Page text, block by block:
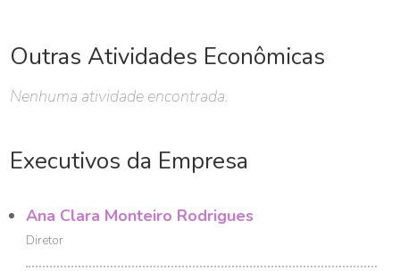
Outras Atividades Econômicas
Nenhuma atividade encontrada.
Executivos da Empresa
Ana Clara Monteiro Rodrigues
Diretor